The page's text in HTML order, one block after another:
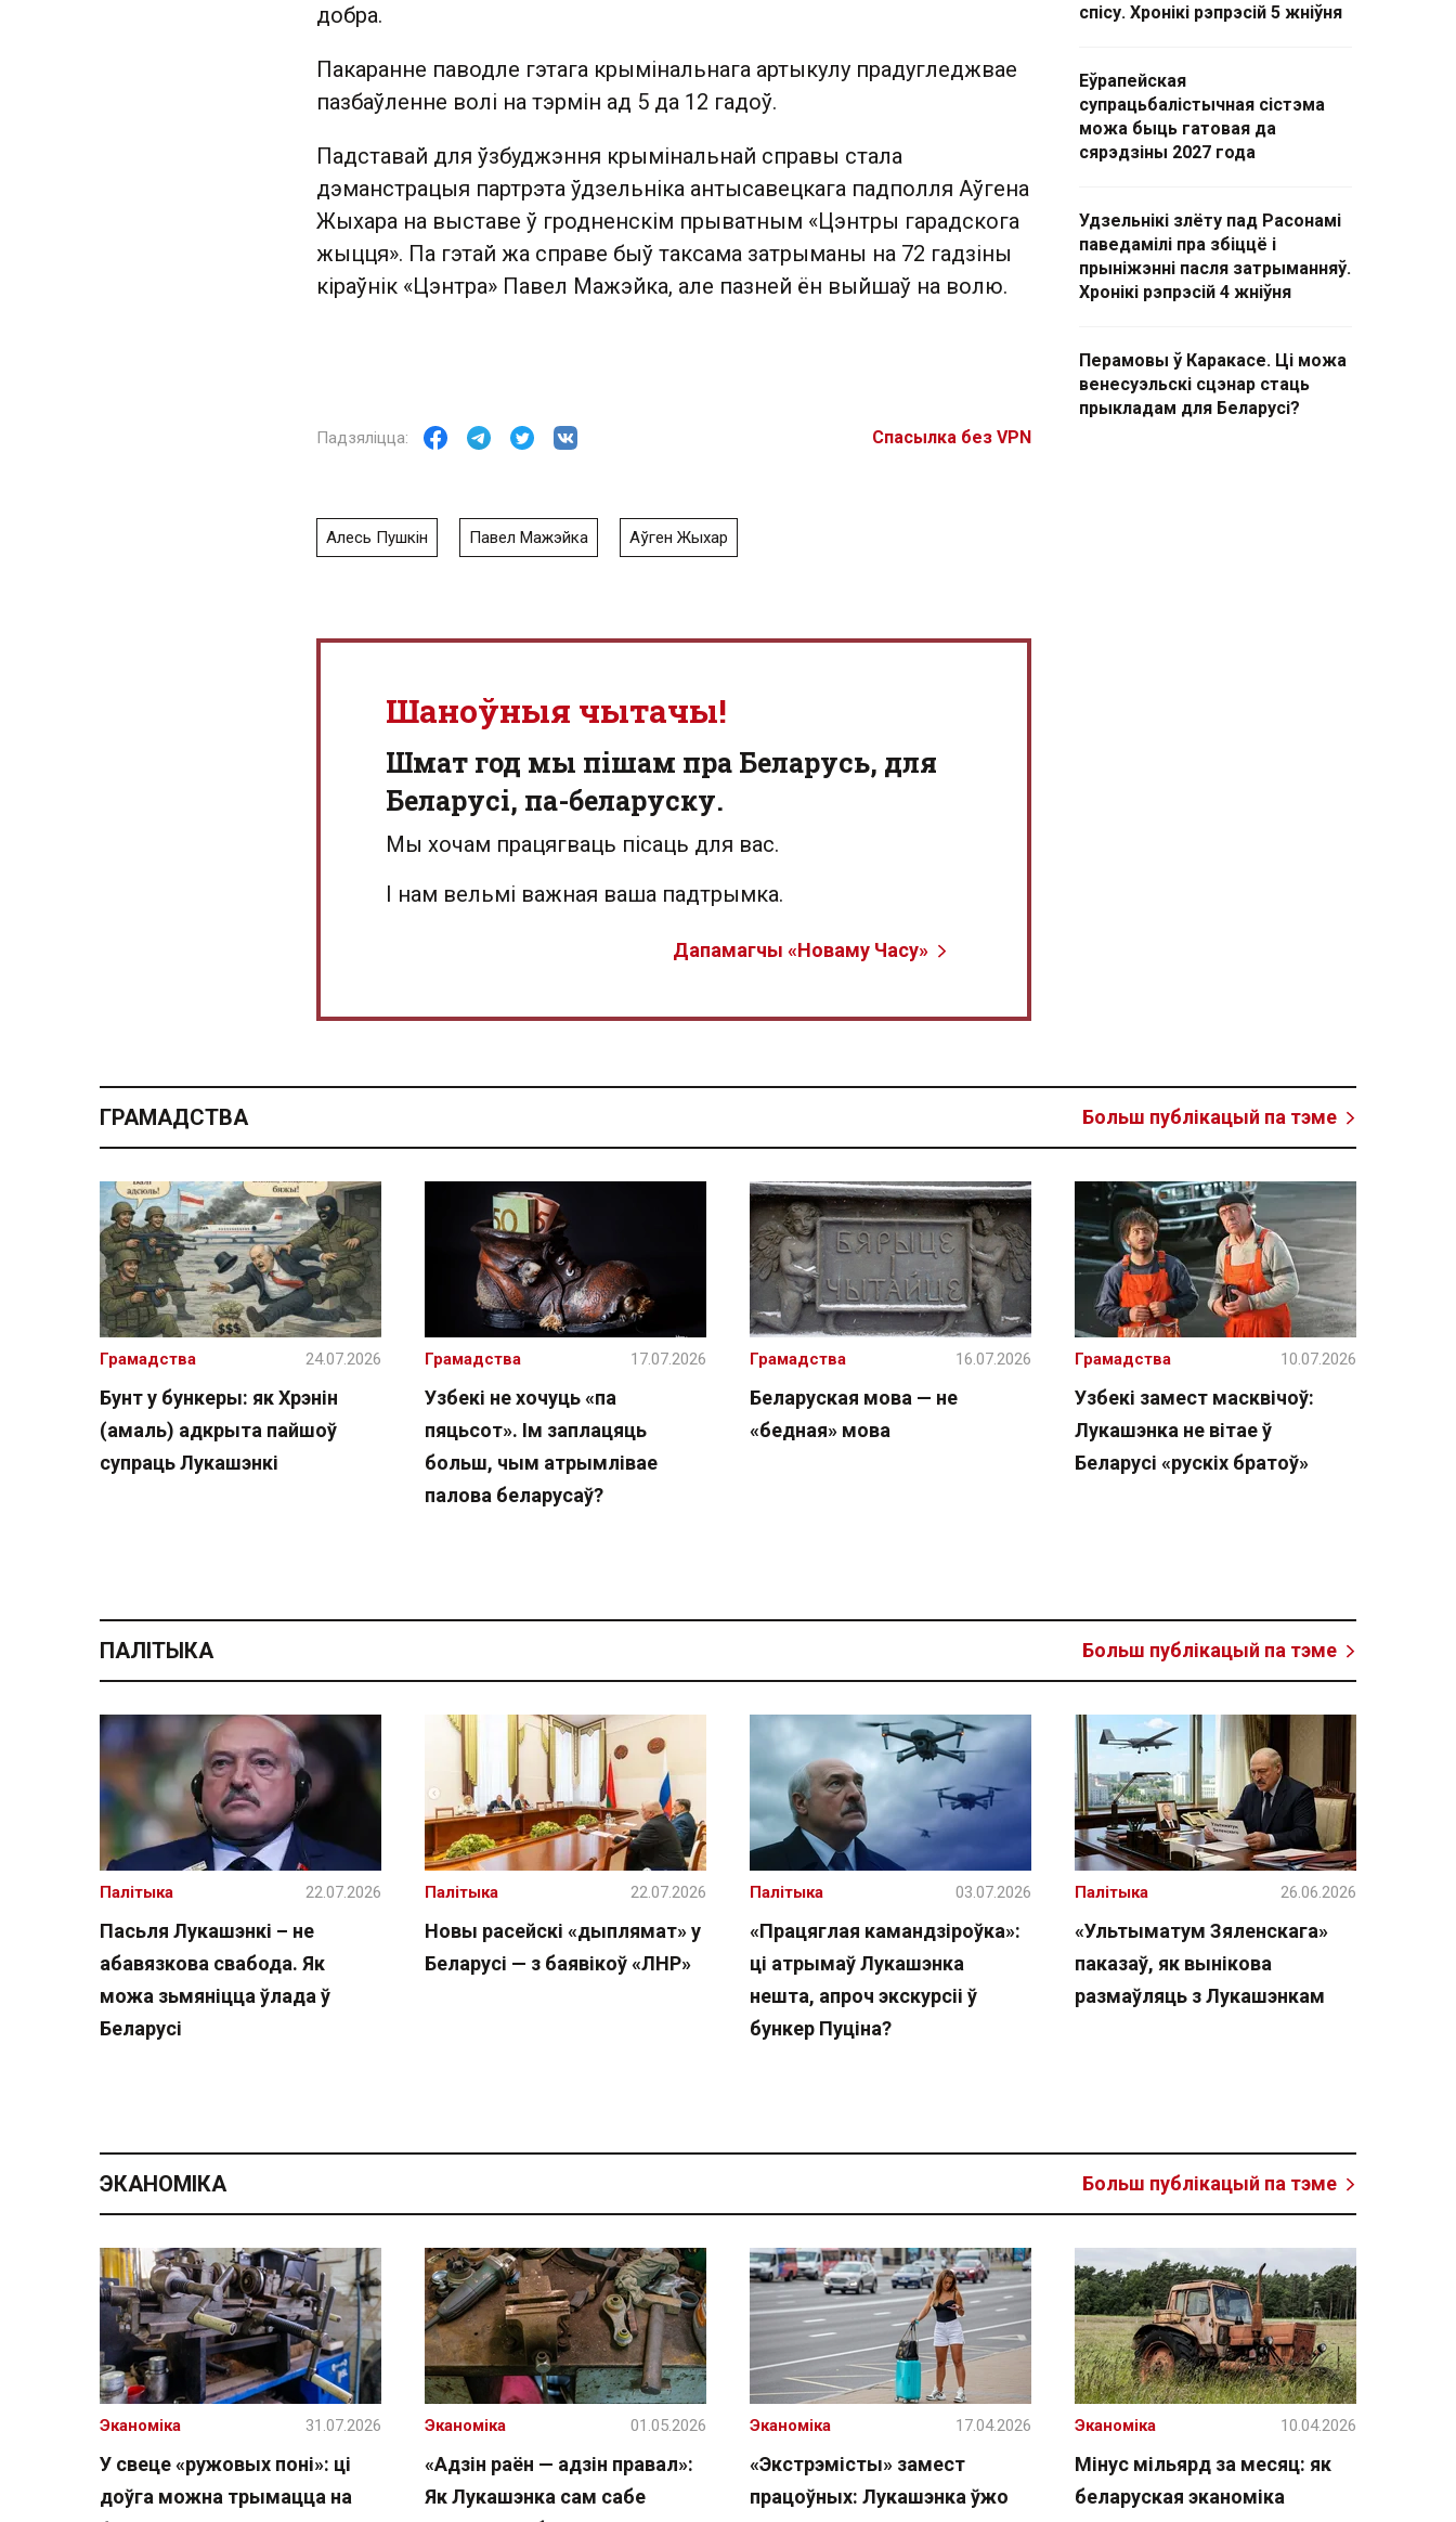
добра.
Пакаранне паводле гэтага крымінальнага артыкулу прадугледжвае
пазбаўленне волі на тэрмін ад 5 да 12 гадоў.
Падставай для ўзбуджэння крымінальнай справы стала
дэманстрацыя партрэта ўдзельніка антысавецкага падполля Аўгена
Жыхара на выставе ў гродненскім прыватным «Цэнтры гарадскога
жыцця». Па гэтай жа справе быў таксама затрыманы на 72 гадзіны
кіраўнік «Цэнтра» Павел Мажэйка, але пазней ён выйшаў на волю.
Спасылка без VPN
Алесь Пушкін Павел Мажэйка Аўген Жыхар
Шаноўныя чытачы!
Шмат год мы пішам пра Беларусь, для
Беларусі, па-беларуску.
Мы хочам працягваць пісаць для вас.
І нам вельмі важная ваша падтрымка.
Дапамагчы «Новаму Часу»
спісу. Хронікі рэпрэсій 5 жніўня
Еўрапейская
супрацьбалістычная сістэма
можа быць гатовая да
сярэдзіны 2027 года
Удзельнікі злёту пад Расонамі
паведамілі пра збіццё і
прыніжэнні пасля затрыманняў.
Хронікі рэпрэсій 4 жніўня
Перамовы ў Каракасе. Ці можа
венесуэльскі сцэнар стаць
прыкладам для Беларусі?
ГРАМАДСТВА Больш публікацый па тэме
Бунт у бункеры: як Хрэнін
(амаль) адкрыта пайшоў
супраць Лукашэнкі
Грамадства 24.07.2026
Узбекі не хочуць «па
пяцьсот». Ім заплацяць
больш, чым атрымлівае
палова беларусаў?
Грамадства 17.07.2026
Беларуская мова — не
«бедная» мова
Грамадства 16.07.2026
Узбекі замест масквічоў:
Лукашэнка не вітае ў
Беларусі «рускіх братоў»
Грамадства 10.07.2026
ПАЛІТЫКА Больш публікацый па тэме
Пасьля Лукашэнкі – не
абавязкова свабода. Як
можа зьмяніцца ўлада ў
Беларусі
Палітыка 22.07.2026
Новы расейскі «дыплямат» у
Беларусі — з баявікоў «ЛНР»
Палітыка 22.07.2026
«Працяглая камандзіроўка»:
ці атрымаў Лукашэнка
нешта, апроч экскурсіі ў
бункер Пуціна?
Палітыка 03.07.2026
«Ультыматум Зяленскага»
паказаў, як вынікова
размаўляць з Лукашэнкам
Палітыка 26.06.2026
ЭКАНОМІКА Больш публікацый па тэме
У свеце «ружовых поні»: ці
доўга можна трымацца на
Эканоміка 31.07.2026
«Адзін раён — адзін правал»:
Як Лукашэнка сам сабе
Эканоміка 01.05.2026
«Экстрэмісты» замест
працоўных: Лукашэнка ўжо
Эканоміка 17.04.2026
Мінус мільярд за месяц: як
беларуская эканоміка
Эканоміка 10.04.2026